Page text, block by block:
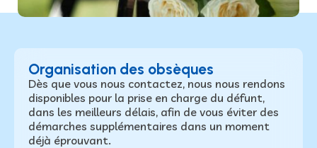
Organisation des obsèques
Dès que vous nous contactez, nous nous rendons
disponibles pour la prise en charge du défunt,
dans les meilleurs délais, afin de vous éviter des
démarches supplémentaires dans un moment
déjà éprouvant.